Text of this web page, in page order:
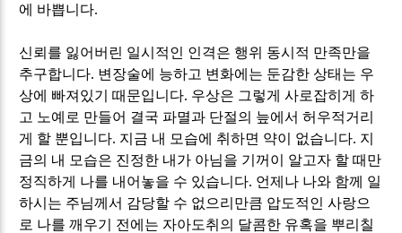
에 바쁩니다.
신뢰를 잃어버린 일시적인 인격은 행위 동시적 만족만을
추구합니다. 변장술에 능하고 변화에는 둔감한 상태는 우
상에 빠져있기 때문입니다. 우상은 그렇게 사로잡히게 하
고 노예로 만들어 결국 파멸과 단절의 늪에서 허우적거리
게 할 뿐입니다. 지금 내 모습에 취하면 약이 없습니다. 지
금의 내 모습은 진정한 내가 아님을 기꺼이 알고자 할 때만
정직하게 나를 내어놓을 수 있습니다. 언제나 나와 함께 일
하시는 주님께서 감당할 수 없으리만큼 압도적인 사랑으
로 나를 깨우기 전에는 자아도취의 달콤한 유혹을 뿌리칠